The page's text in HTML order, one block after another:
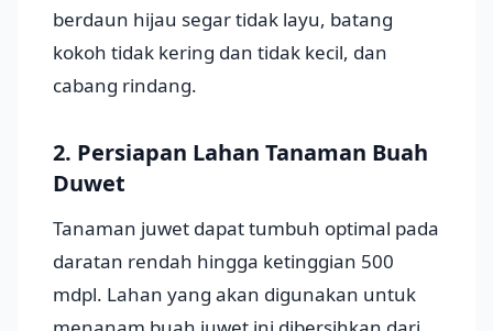
berdaun hijau segar tidak layu, batang
kokoh tidak kering dan tidak kecil, dan
cabang rindang.
2. Persiapan Lahan Tanaman Buah
Duwet
Tanaman juwet dapat tumbuh optimal pada
daratan rendah hingga ketinggian 500
mdpl. Lahan yang akan digunakan untuk